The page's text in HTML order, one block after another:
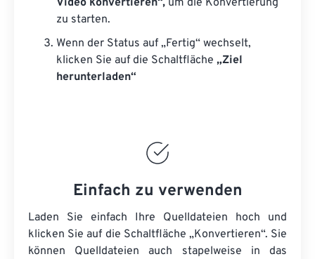
Video konvertieren“, um die Konvertierung
zu starten.
Wenn der Status auf „Fertig“ wechselt,
klicken Sie auf die Schaltfläche „Ziel
herunterladen“
Einfach zu verwenden
Laden Sie einfach Ihre Quelldateien hoch und
klicken Sie auf die Schaltfläche „Konvertieren“. Sie
können Quelldateien auch stapelweise in das